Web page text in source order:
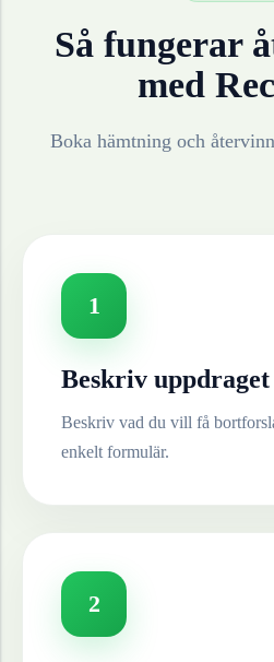
Så fungerar
med
Boka hämtning och
1
Beskriv uppdraget
Beskriv vad du vill få
enkelt formulär.
2